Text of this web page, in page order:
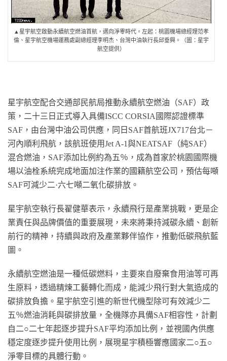
▲星宇航空啟動永續航空燃油首航，邁向淨零時代。左起：桃園機場總經理范孝
倫、星宇航空機場運務處副總經理李明杰、台灣中油執行長邱垂興。（圖：星宇
航空提供）
星宇航空配合交通部民航局推動永續航空燃油（SAF）政
策，二十三日正式導入具備ISCC CORSIA國際認證標準
SAF，由台灣中油公司供應，同日SAF首航班JX717台北－
河內順利飛航，該航班使用Jet A-1與NEATSAF（純SAF）
混合燃油，SAF添加比例約為五％，成為首家於桃園國際機
場以油栓系統完成地面加注作業的國籍航空公司，預估每噸
SAF可減少二·六七噸二氧化碳排放。
星宇航空執行長翟健華表示，永續飛行是產業挑戰，更是企
業責任與品牌價值的重要展現，未來將秉持減碳永續、創新
前行的精神，持續與政府及產業夥伴協作，推動低碳飛航藍
圖。
永續航空燃油是一種低碳燃料，主要來自廢棄食用油等可再
生原料，透過精煉工藝轉化而成，能減少飛行對大氣造成的
碳排放負擔。星宇航空引進的新世代機型除可有效減少二
五％燃油消耗與碳排放量，全機隊亦具備SAF相容性，計劃
自二○二七年起逐步提升SAF平均添加比例，並視國內供應
穩定度逐步提升使用比例，展現星宇積極響應國家二○五○
淨零目標的具體行動。